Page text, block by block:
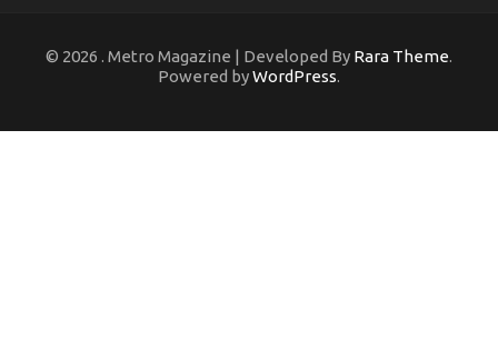
© 2026 . Metro Magazine | Developed By Rara Theme.
Powered byWordPress.